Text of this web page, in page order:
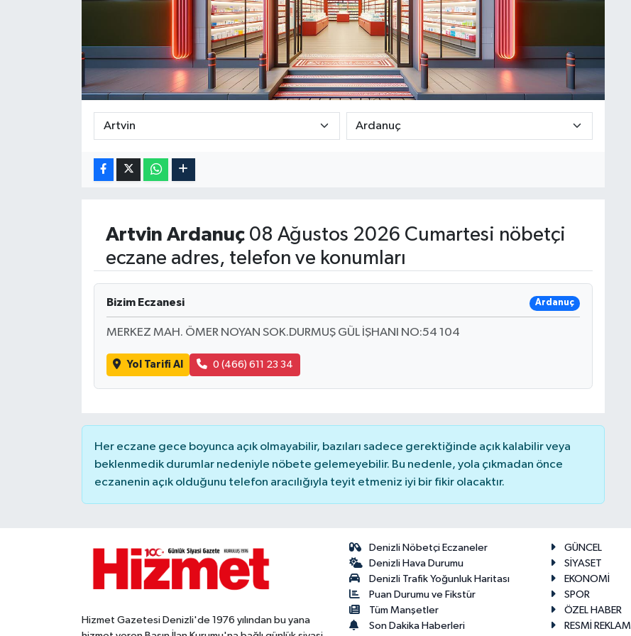
Artvin Ardanuç08 Ağustos 2026 Cumartesi nöbetçi
eczane adres, telefon ve konumları
Bizim Eczanesi Ardanuç
MERKEZ MAH. ÖMER NOYAN SOK.DURMUŞ GÜL İŞHANI NO:54 104
Yol Tarifi Al 0 (466) 611 23 34
Her eczane gece boyunca açık olmayabilir, bazıları sadece gerektiğinde açık kalabilir veya
beklenmedik durumlar nedeniyle nöbete gelemeyebilir. Bu nedenle, yola çıkmadan önce
eczanenin açık olduğunu telefon aracılığıyla teyit etmeniz iyi bir fikir olacaktır.
Hizmet Gazetesi Denizli'de 1976 yılından bu yana
Denizli Nöbetçi Eczaneler
Denizli Hava Durumu
Denizli Trafik Yoğunluk Haritası
Puan Durumu ve Fikstür
Tüm Manşetler
Son Dakika Haberleri
GÜNCEL
SİYASET
EKONOMİ
SPOR
ÖZEL HABER
RESMİ REKLAM
RESMİ REKLAM